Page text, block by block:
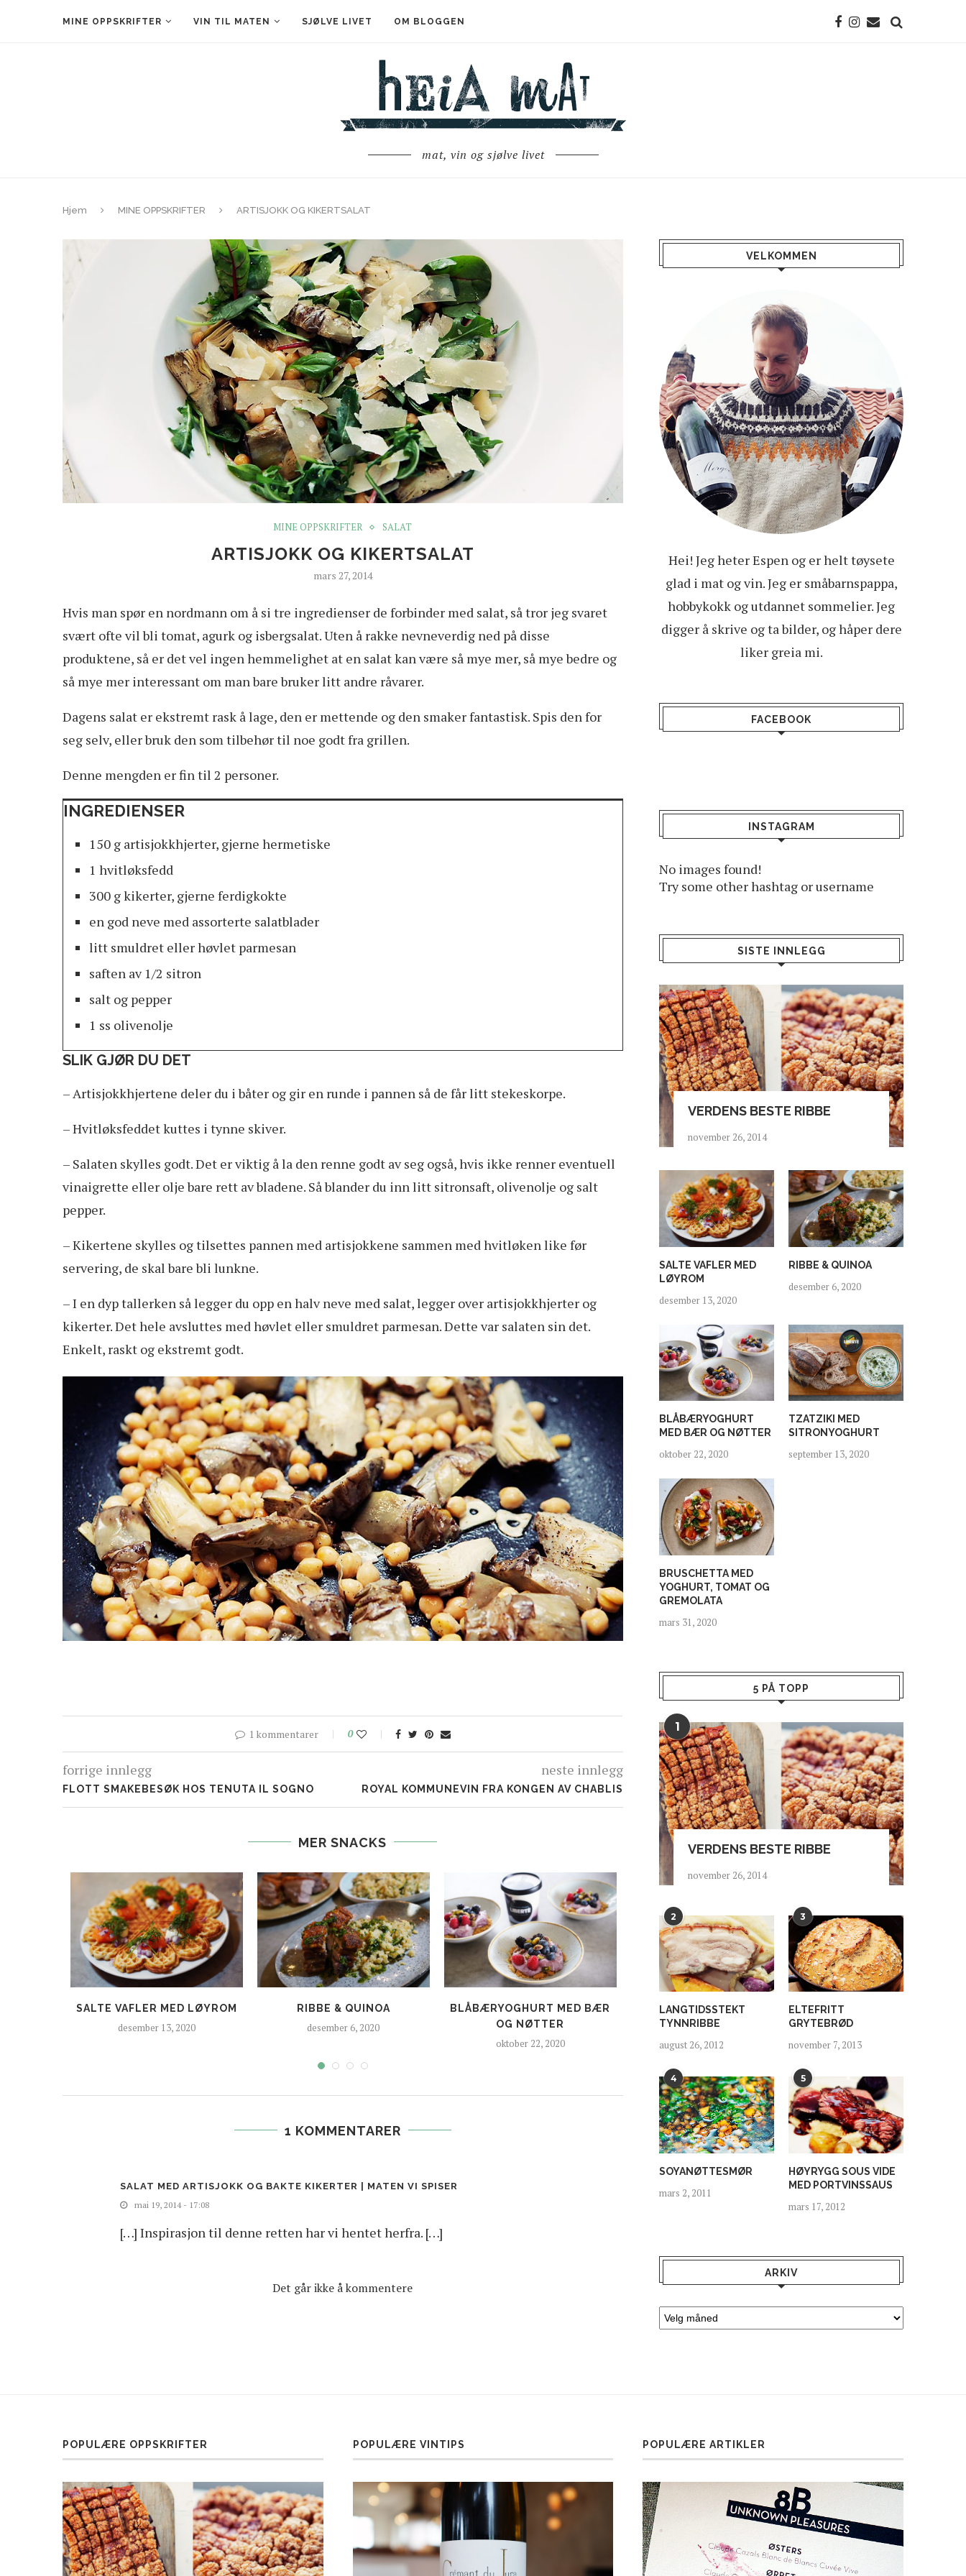
MINE OPPSKRIFTER VIN TIL MATEN SJØLVE LIVET OM BLOGGEN
mat, vin og sjølve livet
Hjem MINE OPPSKRIFTER ARTISJOKK OG KIKERTSALAT
MINE OPPSKRIFTER SALAT
ARTISJOKK OG KIKERTSALAT
mars 27, 2014
Hvis man spør en nordmann om å si tre ingredienser de forbinder med salat, så tror jeg svaret
svært ofte vil bli tomat, agurk og isbergsalat. Uten å rakke nevneverdig ned på disse
produktene, så er det vel ingen hemmelighet at en salat kan være så mye mer, så mye bedre og
så mye mer interessant om man bare bruker litt andre råvarer.
Dagens salat er ekstremt rask å lage, den er mettende og den smaker fantastisk. Spis den for
seg selv, eller bruk den som tilbehør til noe godt fra grillen.
Denne mengden er fin til 2 personer.
INGREDIENSER
150 g artisjokkhjerter, gjerne hermetiske
1 hvitløksfedd
300 g kikerter, gjerne ferdigkokte
en god neve med assorterte salatblader
litt smuldret eller høvlet parmesan
saften av 1/2 sitron
salt og pepper
1 ss olivenolje
SLIK GJØR DU DET
– Artisjokkhjertene deler du i båter og gir en runde i pannen så de får litt stekeskorpe.
– Hvitløksfeddet kuttes i tynne skiver.
– Salaten skylles godt. Det er viktig å la den renne godt av seg også, hvis ikke renner eventuell
vinaigrette eller olje bare rett av bladene. Så blander du inn litt sitronsaft, olivenolje og salt
pepper.
– Kikertene skylles og tilsettes pannen med artisjokkene sammen med hvitløken like før
servering, de skal bare bli lunkne.
– I en dyp tallerken så legger du opp en halv neve med salat, legger over artisjokkhjerter og
kikerter. Det hele avsluttes med høvlet eller smuldret parmesan. Dette var salaten sin det.
Enkelt, raskt og ekstremt godt.
1 kommentarer 0
forrige innlegg
FLOTT SMAKEBESØK HOS TENUTA IL SOGNO
neste innlegg
ROYAL KOMMUNEVIN FRA KONGEN AV CHABLIS
MER SNACKS
SALTE VAFLER MED LØYROM
desember 13, 2020
RIBBE & QUINOA
desember 6, 2020
BLÅBÆRYOGHURT MED BÆR
OG NØTTER
oktober 22, 2020
TZATZIKI MED
SITRONYOGHURT
september 13, 2020
BRUSCHETTA MED
TOMAT OG
1 KOMMENTARER
SALAT MED ARTISJOKK OG BAKTE KIKERTER | MATEN VI SPISER
mai 19, 2014 - 17:08
[…] Inspirasjon til denne retten har vi hentet herfra. […]
Det går ikke å kommentere
VELKOMMEN
Hei! Jeg heter Espen og er helt tøysete
glad i mat og vin. Jeg er småbarnspappa,
hobbykokk og utdannet sommelier. Jeg
digger å skrive og ta bilder, og håper dere
liker greia mi.
FACEBOOK
INSTAGRAM
No images found!
Try some other hashtag or username
SISTE INNLEGG
VERDENS BESTE RIBBE
november 26, 2014
SALTE VAFLER MED
LØYROM
desember 13, 2020
RIBBE & QUINOA
desember 6, 2020
BLÅBÆRYOGHURT
MED BÆR OG NØTTER
oktober 22, 2020
TZATZIKI MED
SITRONYOGHURT
september 13, 2020
BRUSCHETTA MED
YOGHURT, TOMAT OG
GREMOLATA
mars 31, 2020
5 PÅ TOPP
1
VERDENS BESTE RIBBE
november 26, 2014
2
LANGTIDSSTEKT
TYNNRIBBE
august 26, 2012
3
ELTEFRITT
GRYTEBRØD
november 7, 2013
4
SOYANØTTESMØR
mars 2, 2011
5
HØYRYGG SOUS VIDE
MED PORTVINSSAUS
mars 17, 2012
ARKIV
POPULÆRE OPPSKRIFTER POPULÆRE VINTIPS POPULÆRE ARTIKLER